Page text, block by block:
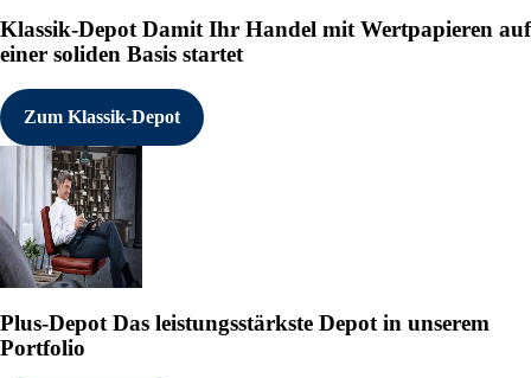
Klassik-DepotDamit Ihr Handel mit Wertpapieren auf
einer soliden Basis startet
Zum Klassik-Depot
Plus-Depot Das leistungsstärkste Depot in unserem
Portfolio